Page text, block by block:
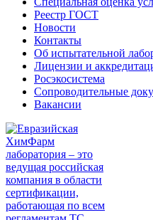
Реестр ГОСТ
Новости
Контакты
Об испытательной
Лицензии и
Росэкосистема
Сопроводительные
Вакансии